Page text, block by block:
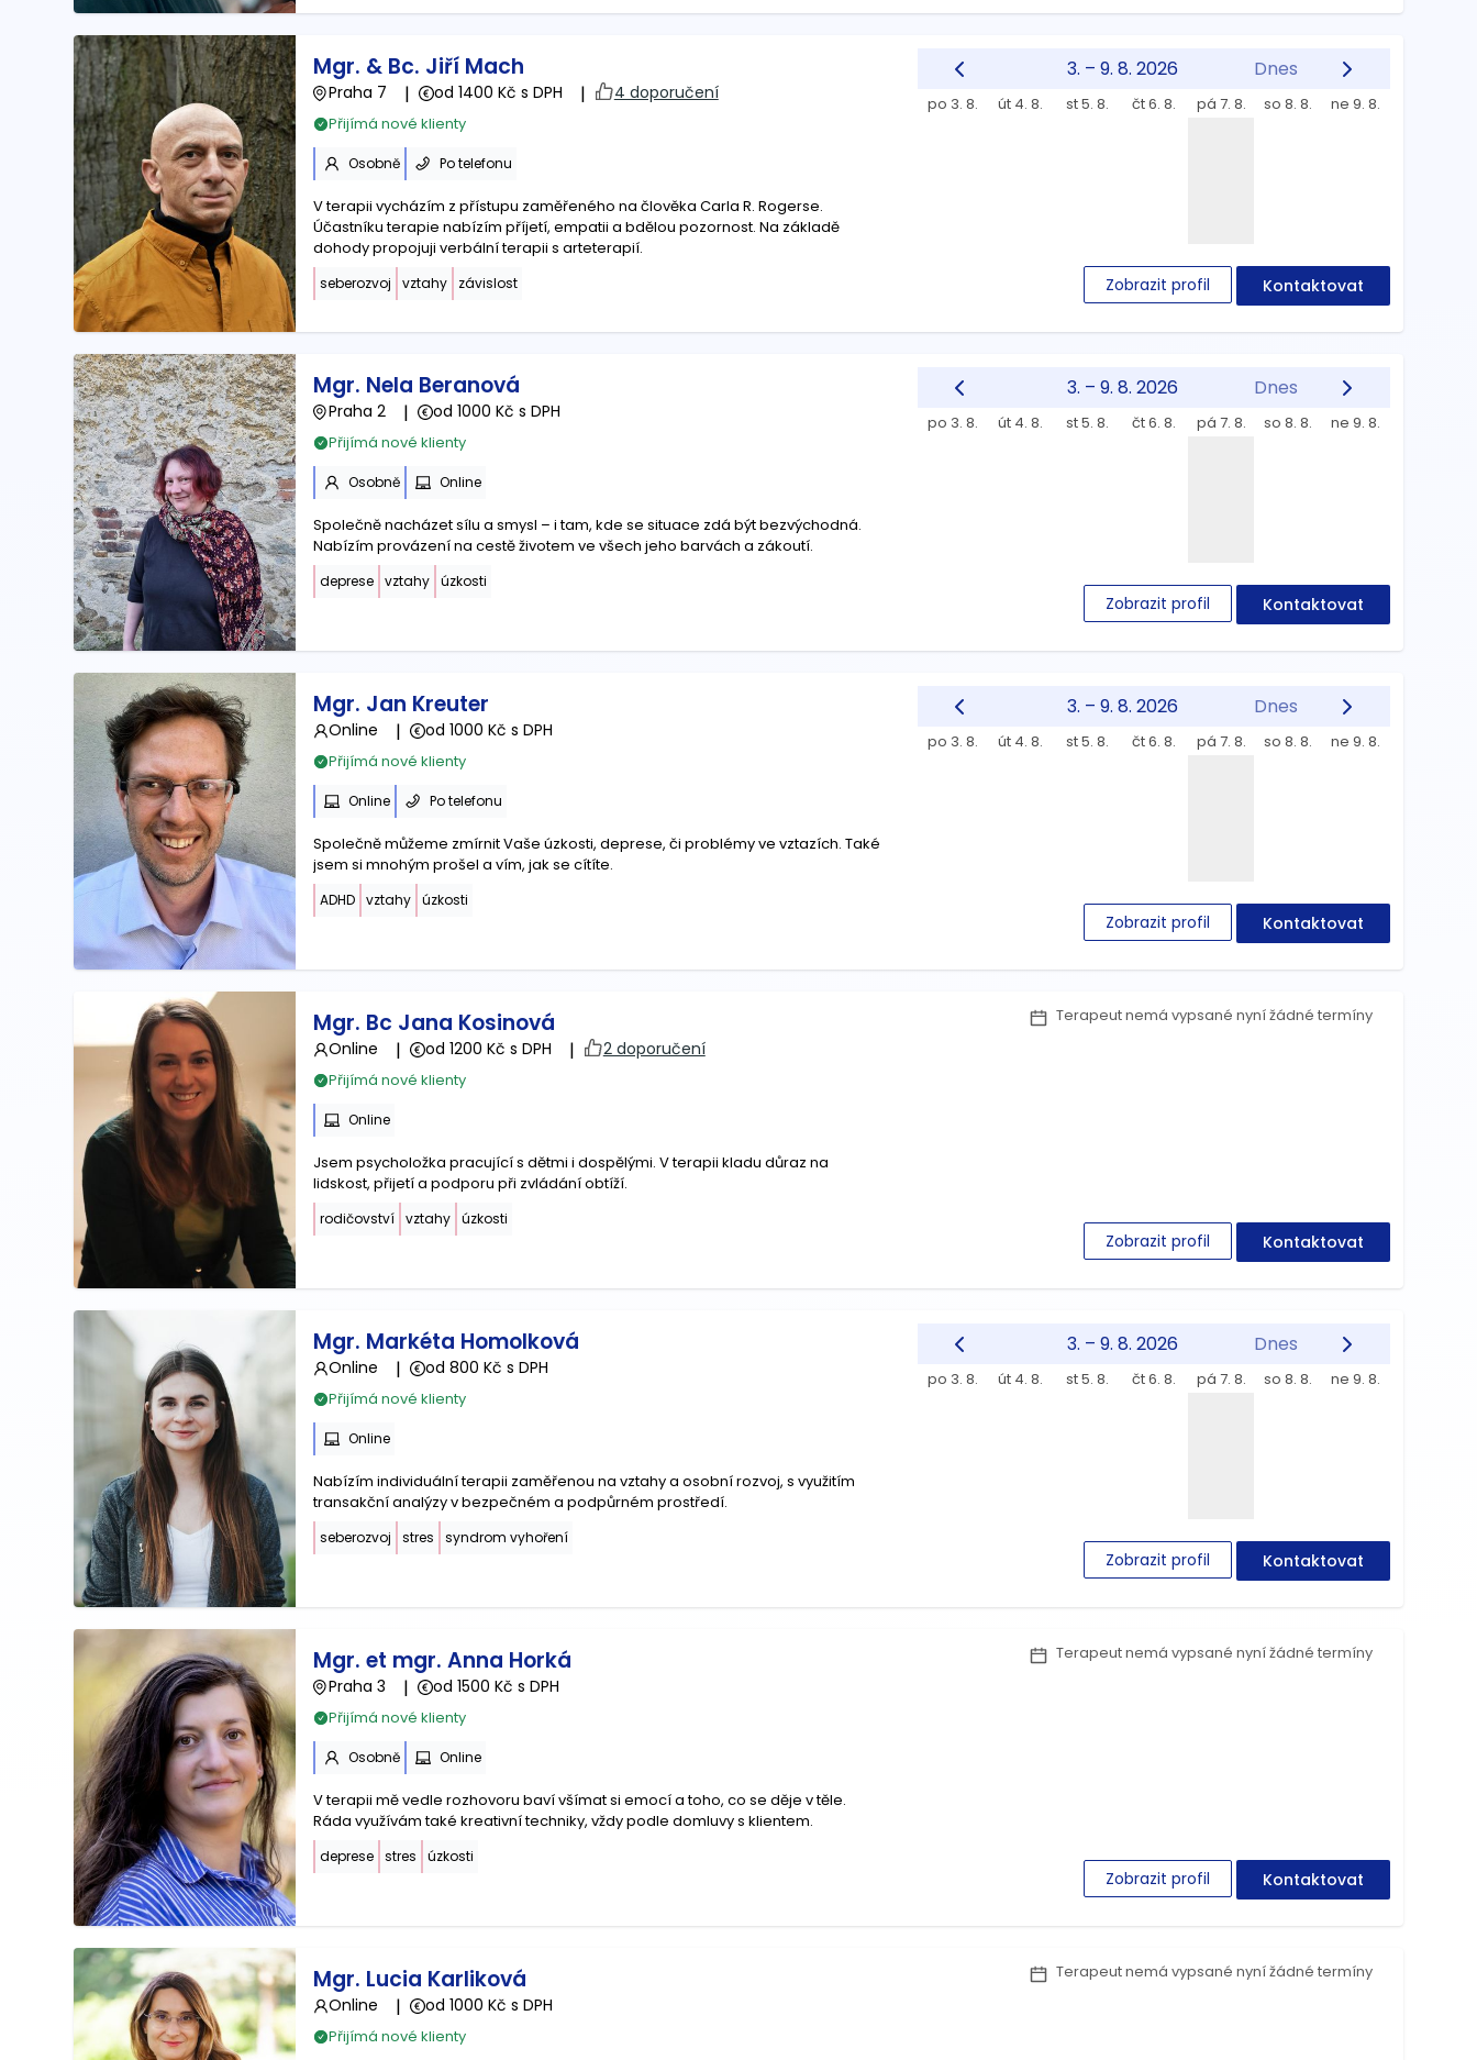
Mgr. & Bc. Jiří Mach
Praha 7 | od 1400 Kč s DPH | 4 doporučení
Přijímá nové klienty
Osobně Po telefonu
V terapii vycházím z přístupu zaměřeného na člověka Carla R. Rogerse.
Účastníku terapie nabízím příjetí, empatii a bdělou pozornost. Na základě
dohody propojuji verbální terapii s arteterapií.
seberozvoj vztahy závislost
3. – 9. 8. 2026 Dnes
po 3. 8. út 4. 8. st 5. 8. čt 6. 8. pá 7. 8. so 8. 8. ne 9. 8.
Zobrazit profil Kontaktovat
Mgr. Nela Beranová
Praha 2 | od 1000 Kč s DPH
Přijímá nové klienty
Osobně Online
Společně nacházet sílu a smysl – i tam, kde se situace zdá být bezvýchodná.
Nabízím provázení na cestě životem ve všech jeho barvách a zákoutí.
deprese vztahy úzkosti
3. – 9. 8. 2026 Dnes
po 3. 8. út 4. 8. st 5. 8. čt 6. 8. pá 7. 8. so 8. 8. ne 9. 8.
Zobrazit profil Kontaktovat
Mgr. Jan Kreuter
Online | od 1000 Kč s DPH
Přijímá nové klienty
Online Po telefonu
Společně můžeme zmírnit Vaše úzkosti, deprese, či problémy ve vztazích. Také
jsem si mnohým prošel a vím, jak se cítíte.
ADHD vztahy úzkosti
3. – 9. 8. 2026 Dnes
po 3. 8. út 4. 8. st 5. 8. čt 6. 8. pá 7. 8. so 8. 8. ne 9. 8.
Zobrazit profil Kontaktovat
Mgr. Bc Jana Kosinová
Online | od 1200 Kč s DPH | 2 doporučení
Přijímá nové klienty
Online
Jsem psycholožka pracující s dětmi i dospělými. V terapii kladu důraz na
lidskost, přijetí a podporu při zvládání obtíží.
rodičovství vztahy úzkosti
Terapeut nemá vypsané nyní žádné termíny
Zobrazit profil Kontaktovat
Mgr. Markéta Homolková
Online | od 800 Kč s DPH
Přijímá nové klienty
Online
Nabízím individuální terapii zaměřenou na vztahy a osobní rozvoj, s využitím
transakční analýzy v bezpečném a podpůrném prostředí.
seberozvoj stres syndrom vyhoření
3. – 9. 8. 2026 Dnes
po 3. 8. út 4. 8. st 5. 8. čt 6. 8. pá 7. 8. so 8. 8. ne 9. 8.
Zobrazit profil Kontaktovat
Mgr. et mgr. Anna Horká
Praha 3 | od 1500 Kč s DPH
Přijímá nové klienty
Osobně Online
V terapii mě vedle rozhovoru baví všímat si emocí a toho, co se děje v těle.
Ráda využívám také kreativní techniky, vždy podle domluvy s klientem.
deprese stres úzkosti
Terapeut nemá vypsané nyní žádné termíny
Zobrazit profil Kontaktovat
Mgr. Lucia Karliková
Online | od 1000 Kč s DPH
Přijímá nové klienty
Terapeut nemá vypsané nyní žádné termíny